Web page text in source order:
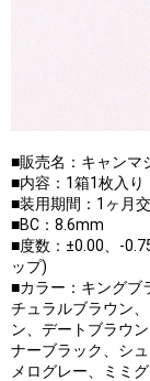
■販売名：キャンマ
■内容：1箱1枚入り
■装用期間：1ヶ月
■BC：8.6mm
■度数：±0.00、-
ップ)
■カラー：キングブ
チュラルブラウン
ン、デートブラウ
ナーブラック、シ
メログレー、ミミ